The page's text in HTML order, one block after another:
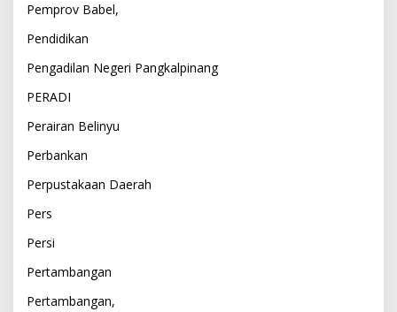
Pemprov Babel,
Pendidikan
Pengadilan Negeri Pangkalpinang
PERADI
Perairan Belinyu
Perbankan
Perpustakaan Daerah
Pers
Persi
Pertambangan
Pertambangan,